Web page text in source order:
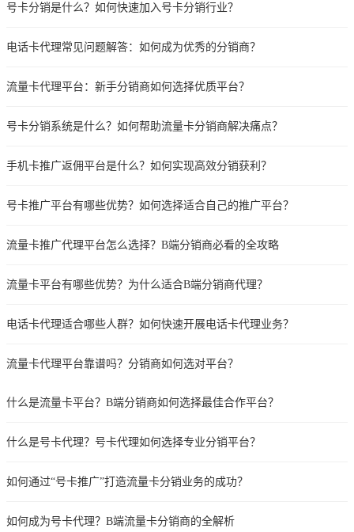
号卡分销是什么？如何快速加入号卡分销行业？
电话卡代理常见问题解答：如何成为优秀的分销商？
流量卡代理平台：新手分销商如何选择优质平台？
号卡分销系统是什么？如何帮助流量卡分销商解决痛点？
手机卡推广返佣平台是什么？如何实现高效分销获利？
号卡推广平台有哪些优势？如何选择适合自己的推广平台？
流量卡推广代理平台怎么选择？B端分销商必看的全攻略
流量卡平台有哪些优势？为什么适合B端分销商代理？
电话卡代理适合哪些人群？如何快速开展电话卡代理业务？
流量卡代理平台靠谱吗？分销商如何选对平台？
什么是流量卡平台？B端分销商如何选择最佳合作平台？
什么是号卡代理？号卡代理如何选择专业分销平台？
如何通过“号卡推广”打造流量卡分销业务的成功？
如何成为号卡代理？B端流量卡分销商的全解析